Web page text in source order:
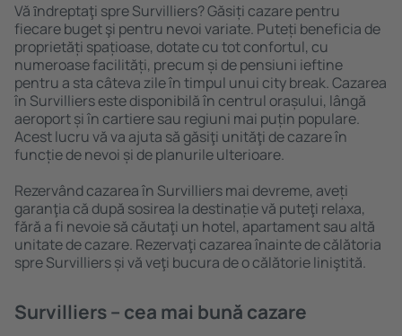
Vă ȋndreptaţi spre Survilliers? Găsiți cazare pentru
fiecare buget şi pentru nevoi variate. Puteți beneficia de
proprietăți spațioase, dotate cu tot confortul, cu
numeroase facilități, precum și de pensiuni ieftine
pentru a sta câteva zile în timpul unui city break. Cazarea
în Survilliers este disponibilă în centrul orașului, lângă
aeroport și în cartiere sau regiuni mai puțin populare.
Acest lucru vă va ajuta să găsiţi unităţi de cazare în
funcție de nevoi și de planurile ulterioare.
Rezervând cazarea în Survilliers mai devreme, aveți
garanţia că după sosirea la destinație vă puteţi relaxa,
fără a fi nevoie să căutaţi un hotel, apartament sau altă
unitate de cazare. Rezervaţi cazarea înainte de călătoria
spre Survilliers și vă veţi bucura de o călătorie liniştită.
Survilliers – cea mai bună cazare